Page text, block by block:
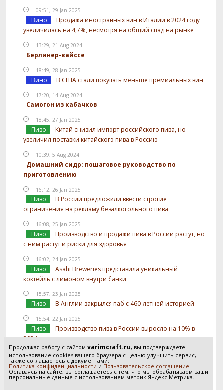
Продолжая работу с сайтом varimcraft.ru, вы подтверждаете
использование cookies вашего браузера с целью улучшить сервис,
также соглашаетесь с документами:
Политика конфиденциальности и Пользовательское соглашение
Оставаясь на сайте, вы соглашаетесь с тем, что мы обрабатываем ваши
персональные данные с использованием метрик Яндекс Метрика.
09:51, 29 Jan 2025
Вино
Продажа иностранных вин в Италии в 2024 году
увеличилась на 4,7%, несмотря на общий спад на рынке
13:29, 21 Aug 2024
Берлинер-вайссе
18:49, 28 Jan 2025
Вино В США стали покупать меньше премиальных вин
17:20, 14 Aug 2024
Самогон из кабачков
18:45, 27 Jan 2025
Пиво
Китай снизил импорт российского пива, но
увеличил поставки китайского пива в Россию
10:39, 5 Aug 2024
Домашний сидр: пошаговое руководство по
приготовлению
16:12, 26 Jan 2025
Пиво
В России предложили ввести строгие
ограничения на рекламу безалкогольного пива
16:08, 25 Jan 2025
Пиво
Производство и продажи пива в России растут, но
с ним растут и риски для здоровья
16:02, 24 Jan 2025
Пиво
Asahi Breweries представила уникальный
коктейль с лимоном внутри банки
15:57, 23 Jan 2025
Пиво В Англии закрылся паб с 460-летней историей
15:54, 22 Jan 2025
Пиво
Производство пива в России выросло на 10% в
2024 году
15:52, 21 Jan 2025
Пиво
В России предложили отслеживать
использование солода в производстве пива